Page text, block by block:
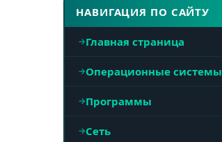
НАВИГАЦИЯ ПО САЙТУ
Главная страница
Операционные системы
Программы
Сеть